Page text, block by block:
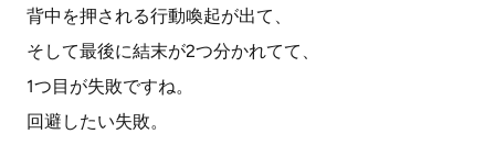
背中を押される行動喚起が出て、
そして最後に結末が2つ分かれてて、
1つ目が失敗ですね。
回避したい失敗。